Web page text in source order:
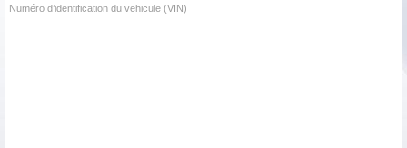
Numéro d’identification du vehicule (VIN)